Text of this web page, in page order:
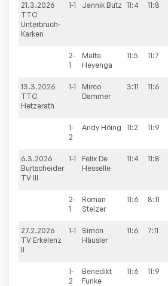
21.3.2026
TTC
Unterbruch-
Karken
1-1 Jannik Butz 11:4 11:8
2-
1
Malte
Heyenga
11:5 11:7
13.3.2026
TTC
Hetzerath
1-1
Mirco
Dammer
3:11 11:6
1-
2
Andy Höing 11:2 11:9
6.3.2026
Burtscheider
TV III
1-1 Felix De
Hesselle
11:4 11:8
2-
1
Roman
Stelzer
11:6 8:11
27.2.2026
TV Erkelenz
II
1-1
Simon
Häusler
11:6 7:11
1-
2
Benedikt
Funke
11:6 11:9